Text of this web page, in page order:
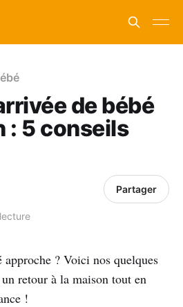
de bébé
: 5 conseils
Partager
approche ? Voici nos quelques
retour à la maison tout en
!